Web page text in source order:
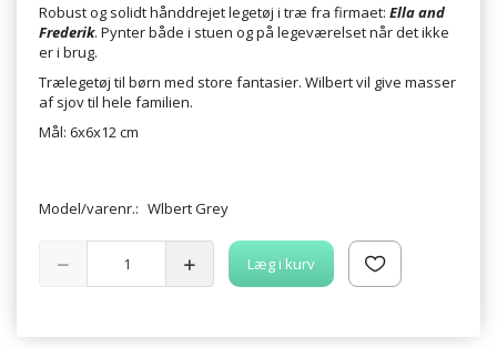
Robust og solidt hånddrejet legetøj i træ fra firmaet: Ella and
Frederik. Pynter både i stuen og på legeværelset når det ikke
er i brug.
Trælegetøj til børn med store fantasier. Wilbert vil give masser
af sjov til hele familien.
Mål: 6x6x12 cm
Model/varenr.: Wlbert Grey
Læg i kurv